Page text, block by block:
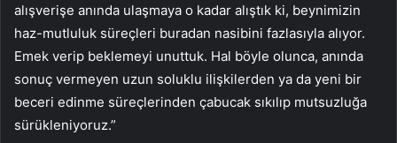
alışverişe anında ulaşmaya o kadar alıştık ki, beynimizin
haz-mutluluk süreçleri buradan nasibini fazlasıyla alıyor.
Emek verip beklemeyi unuttuk. Hal böyle olunca, anında
sonuç vermeyen uzun soluklu ilişkilerden ya da yeni bir
beceri edinme süreçlerinden çabucak sıkılıp mutsuzluğa
sürükleniyoruz.”